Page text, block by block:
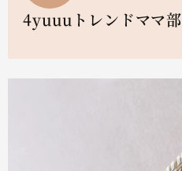
4yuuuトレンドママ部